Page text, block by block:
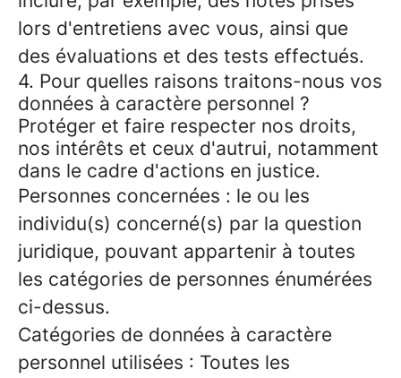
lors d'entretiens avec vous, ainsi que
des évaluations et des tests effectués.
4. Pour quelles raisons traitons-nous vos
données à caractère personnel ?
Protéger et faire respecter nos droits,
nos intérêts et ceux d'autrui, notamment
dans le cadre d'actions en justice.
Personnes concernées : le ou les
individu(s) concerné(s) par la question
juridique, pouvant appartenir à toutes
les catégories de personnes énumérées
ci-dessus.
Catégories de données à caractère
personnel utilisées : Toutes les